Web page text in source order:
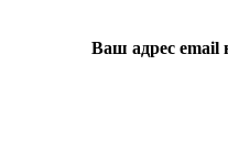
Ваш адрес email